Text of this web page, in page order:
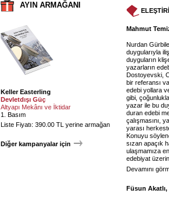
AYIN ARMAĞANI
Keller Easterling
Devletdışı Güç
Altyapı Mekânı ve İktidar
1. Basım
Liste Fiyatı: 390.00 TL yerine armağan
Diğer kampanyalar için
Mahmut
Nurdan
duygularıyla
duyguların
yazarların
Dostoyevski,
bir referansı
edebi yollara
gibi,
yazar ile bu
duran edebi
çalışmasını,
yarası
Konuyu
sızan apaçık
ulaşmamıza
edebiyat
Devamını
Füsun Akatlı,